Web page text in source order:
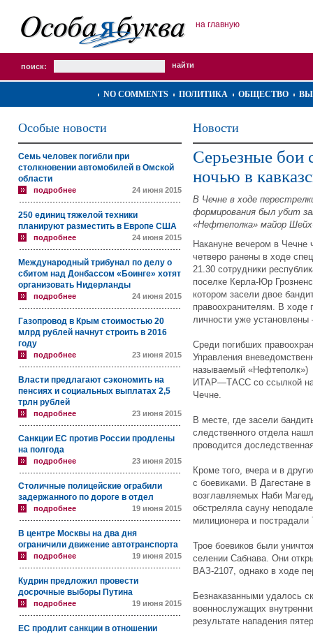
на главную
поиск:
NO COMMENTS ПОЛИТИКА ОБЩЕСТВО
Особые новости
Семь человек погибли при
столкновении автомобилей в Омской
области
подробнее 24 июня 2015
250 единиц тяжелой техники
планируют разместить в Европе США
подробнее 24 июня 2015
Международный трибунал по делу о
сбитом над Донбассом «Боинге» хотят
организовать Нидерланды
подробнее 24 июня 2015
Газопровод в Крым стоимостью 20
млрд рублей начнут строить в 2016
году
подробнее 23 июня 2015
Власти предлагают сэкономить на
пенсиях и социальных выплатах 2,5
трлн рублей
подробнее 23 июня 2015
Санкции ЕС против России продлены
на полгода
подробнее 23 июня 2015
Столичные полицейские ограбили
задержанного по дороге в отдел
подробнее 19 июня 2015
В центре Москвы на два дня
ограничили движение автотранспорта
подробнее 19 июня 2015
Кудрин предложил провести
досрочные выборы Путина
подробнее 19 июня 2015
ЕС продлит санкции в отношении
Новости
Серьезные бои
ночью в
В Чечне в ходе
формирования был убит
«Нефтеполка» майор
Накануне вечером в Чечне
четверо ранены в ходе
21.30 сотрудники
поселке Керла-Юр
котором засели двое
правоохранителям. В ходе
личности уже установлены
Среди погибших
Управления
называемый
ИТАР—ТАСС со ссылкой
Чечне.
В месте, где засели
следственного отдела
проводится
Кроме того, вчера и в
с боевиками. В Дагестане
возглавляемых Наби
обстреляла сауну
милиционера и
Трое боевиков были
селении Сабнава. Они
ВАЗ-2107, однако в ходе
Безнаказанными удалось
военнослужащих
результате нападения